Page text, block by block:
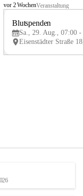
B
e
u
e
d
vor 2 WochenVeranstaltung
Blutspenden
Sa., 29. Aug., 07:00 -